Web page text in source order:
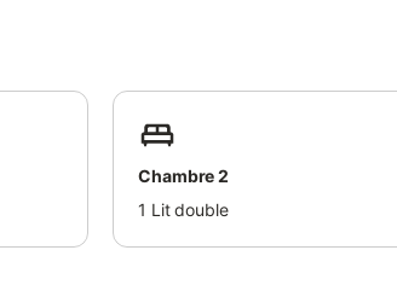
Chambre 2
1 Lit double